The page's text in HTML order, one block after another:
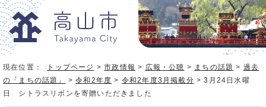
現在位置： トップページ >市政情報 > 広報・公聴 > まちの話題 > 過去
の「まちの話題」
>令和2年度 > 令和2年度3月掲載分 > 3月24日水曜
日 シトラスリボンを寄贈いただきました